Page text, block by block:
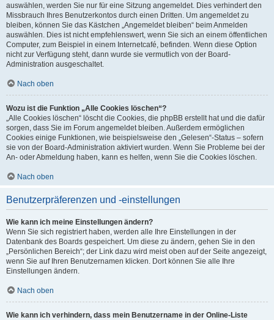
auswählen, werden Sie nur für eine Sitzung angemeldet. Dies verhindert den
Missbrauch Ihres Benutzerkontos durch einen Dritten. Um angemeldet zu
bleiben, können Sie das Kästchen „Angemeldet bleiben“ beim Anmelden
auswählen. Dies ist nicht empfehlenswert, wenn Sie sich an einem öffentlichen
Computer, zum Beispiel in einem Internetcafé, befinden. Wenn diese Option
nicht zur Verfügung steht, dann wurde sie vermutlich von der Board-
Administration ausgeschaltet.
Nach oben
Wozu ist die Funktion „Alle Cookies löschen“?
„Alle Cookies löschen“ löscht die Cookies, die phpBB erstellt hat und die dafür
sorgen, dass Sie im Forum angemeldet bleiben. Außerdem ermöglichen
Cookies einige Funktionen, wie beispielsweise den „Gelesen“-Status – sofern
sie von der Board-Administration aktiviert wurden. Wenn Sie Probleme bei der
An- oder Abmeldung haben, kann es helfen, wenn Sie die Cookies löschen.
Nach oben
Benutzerpräferenzen und -einstellungen
Wie kann ich meine Einstellungen ändern?
Wenn Sie sich registriert haben, werden alle Ihre Einstellungen in der
Datenbank des Boards gespeichert. Um diese zu ändern, gehen Sie in den
„Persönlichen Bereich“; der Link dazu wird meist oben auf der Seite angezeigt,
wenn Sie auf Ihren Benutzernamen klicken. Dort können Sie alle Ihre
Einstellungen ändern.
Nach oben
Wie kann ich verhindern, dass mein Benutzername in der Online-Liste